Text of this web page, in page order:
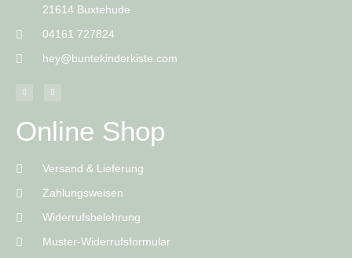
21614 Buxtehude
04161 727824
hey@buntekinderkiste.com
Online Shop
Versand & Lieferung
Zahlungsweisen
Widerrufsbelehrung
Muster-Widerrufsformular